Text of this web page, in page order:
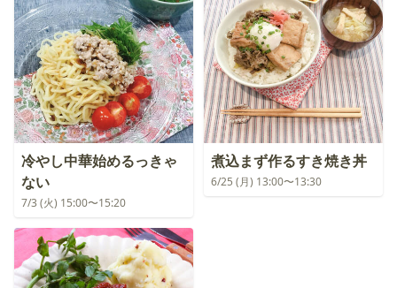
冷やし中華始めるっきゃ
ない
7/3 (火) 15:00〜15:20
煮込まず作るすき焼き丼
6/25 (月) 13:00〜13:30